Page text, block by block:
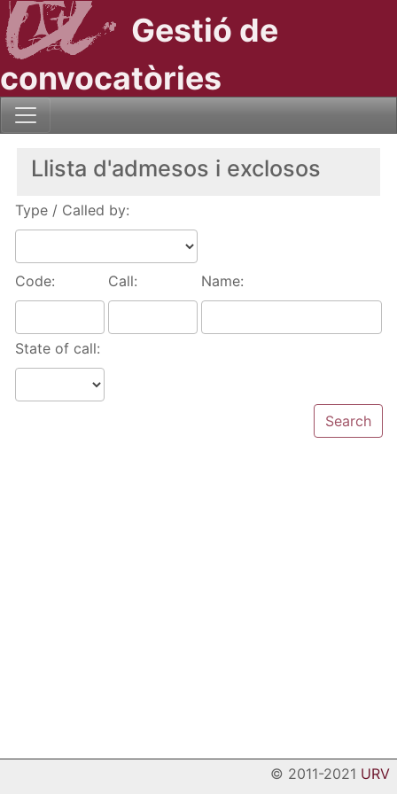
Gestió de
convocatòries
Llista d'admesos i exclosos
Type / Called by:
Code: Call: Name:
State of call:
© 2011-2021 URV